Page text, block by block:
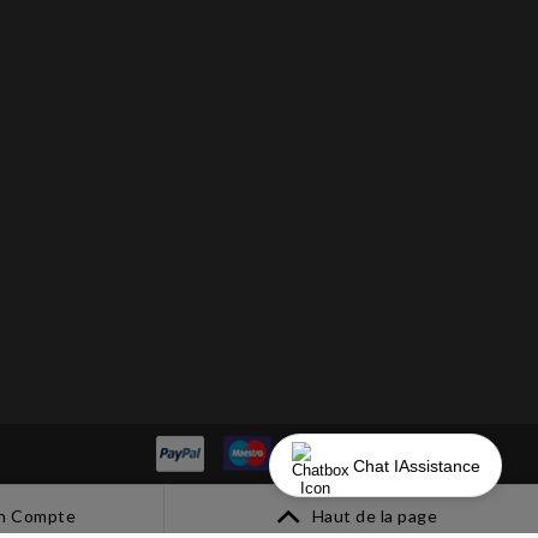
Chat IAssistance
Compte Haut de la page